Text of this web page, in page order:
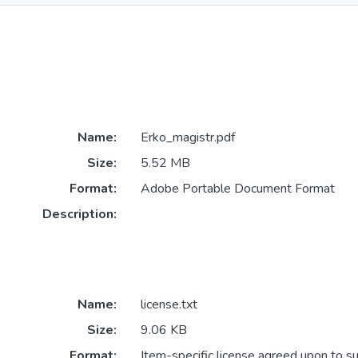
Name:
Erko_magistr.pdf
Size:
5.52 MB
Format:
Adobe Portable Document Format
Description:
Name:
license.txt
Size:
9.06 KB